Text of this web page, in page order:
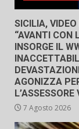
SICILIA,
“AVANTI CON
INSORGE IL
AGONIZZA
7 Agosto 2026